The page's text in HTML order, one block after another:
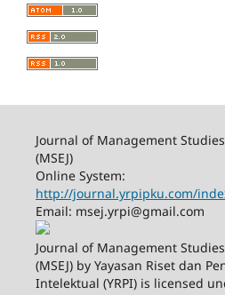
Journal of Management
(MSEJ)
Online System:
http://journal.yrpipku.com/
Email: msej.yrpi@gmail.com
Journal of Management
(MSEJ) by Yayasan Riset dan
Intelektual (YRPI) is licensed